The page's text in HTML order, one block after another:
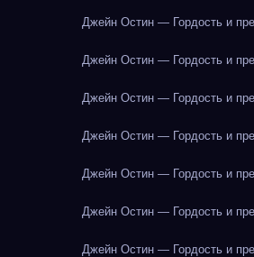
Джейн Остин — Гордость и
Джейн Остин — Гордость и
Джейн Остин — Гордость и
Джейн Остин — Гордость и
Джейн Остин — Гордость и
Джейн Остин — Гордость и
Джейн Остин — Гордость и